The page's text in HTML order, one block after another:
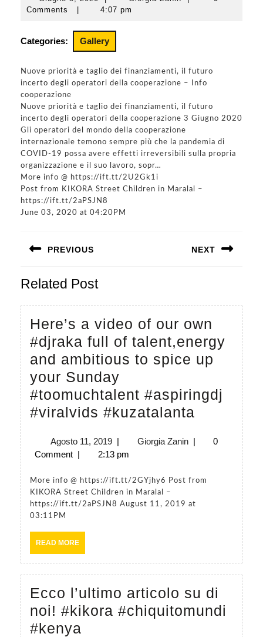
Giugno
3,
Giorgia
Comments
4:07 pm
Categories: Gallery
Nuove priorità e taglio dei finanziamenti, il futuro
incerto degli operatori della cooperazione – Info
cooperazione
Nuove priorità e taglio dei finanziamenti, il futuro
incerto degli operatori della cooperazione 3 Giugno 2020
Gli operatori del mondo della cooperazione
internazionale temono sempre più che la pandemia di
COVID-19 possa avere effetti irreversibili sulla propria
organizzazione e il suo lavoro, sopr…
More info @ https://ift.tt/2U2Gk1i
Post from KIKORA Street Children in Maralal –
https://ift.tt/2aPSJN8
June 03, 2020 at 04:20PM
articoliPREVIOUS
post:
NEXT
Related Post
Here’s a video of our own
#djraka full of talent,energy
and ambitious to spice up
your Sunday
#toomuchtalent #aspiringdj
#viralvids #kuzatalanta
video
our
own
#djraka
and
ambitious
Agosto 11, 2019Agosto
11,
| Giorgia ZaninGiorgia
|
0
Comment | 2:13 pm
More info @ https://ift.tt/2GYjhy6 Post from
KIKORA Street Children in Maralal –
https://ift.tt/2aPSJN8 August 11, 2019 at
03:11PM
READ MOREREAD
MORE
Ecco l’ultimo articolo su di
noi! #kikora #chiquitomundi
#kenya